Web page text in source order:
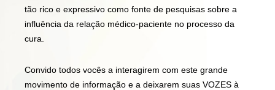
tão rico e expressivo como fonte de pesquisas sobre a
influência da relação médico-paciente no processo da
cura.
Convido todos vocês a interagirem com este grande
movimento de informação e a deixarem suas VOZES à